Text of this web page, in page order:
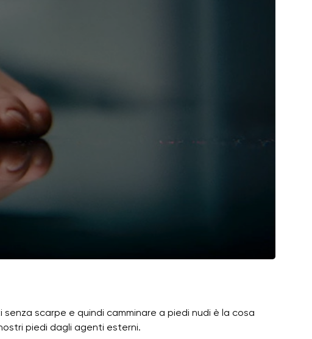
scarpe e quindi camminare a piedi nudi è la cosa
piedi dagli agenti esterni.